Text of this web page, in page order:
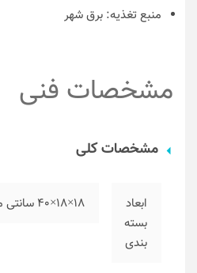
منبع تغذیه: برق شهر
مشخصات فنی
مشخصات کلی
ابعاد
بسته
بندی
۱۸×۱۸×۴۰ سانتی متر